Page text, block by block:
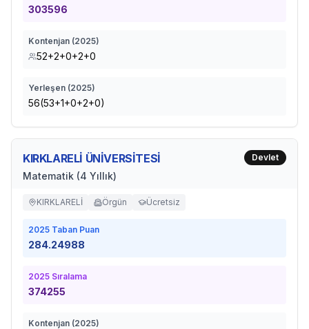
303596
Kontenjan (2025)
52+2+0+2+0
Yerleşen (2025)
56(53+1+0+2+0)
KIRKLARELİ ÜNİVERSİTESİ
Matematik (4 Yıllık)
Devlet
KIRKLARELİ Örgün Ücretsiz
2025 Taban Puan
284.24988
2025 Sıralama
374255
Kontenjan (2025)